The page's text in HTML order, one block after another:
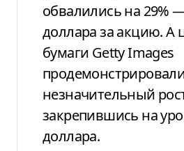
обвалились на 29%
доллара за акцию. А
бумаги Getty Images
незначительный
закрепившись на
доллара.